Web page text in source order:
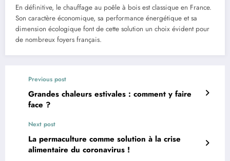
En définitive, le chauffage au poêle à bois est classique en France.
Son caractère économique, sa performance énergétique et sa
dimension écologique font de cette solution un choix évident pour
de nombreux foyers français.
Previous post
Grandes chaleurs estivales : comment y faire
face ?
Next post
La permaculture comme solution à la crise
alimentaire du coronavirus !